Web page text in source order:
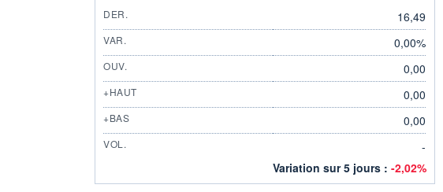
DER.
16,49
VAR. 0,00%
OUV. 0,00
+HAUT 0,00
+BAS 0,00
VOL.
-
Variation sur 5 jours : -2,02%